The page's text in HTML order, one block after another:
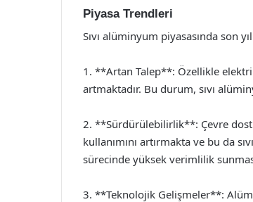
Piyasa Trendleri
Sıvı alüminyum piyasasında son
1. **Artan Talep**: Özellikle
artmaktadır. Bu durum, sıvı
2. **Sürdürülebilirlik**: Çevre
kullanımını artırmakta ve bu da
sürecinde yüksek verimlilik
3. **Teknolojik Gelişmeler**: